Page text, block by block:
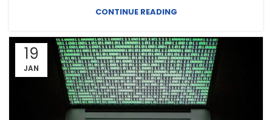
CONTINUE READING
19
JAN